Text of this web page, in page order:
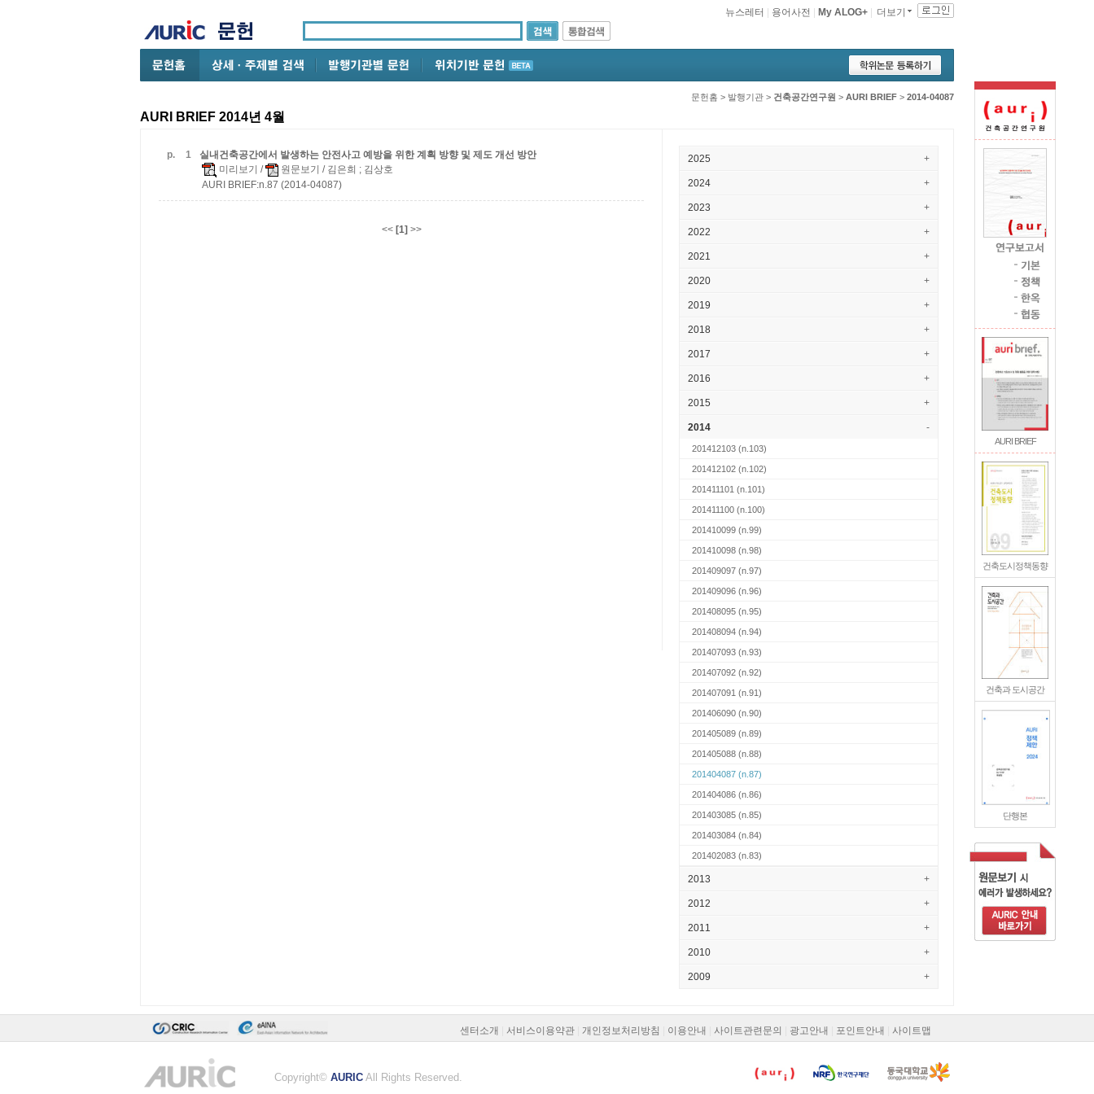
AURI BRIEF
건축도시정책동향
건축과 도시공간
단행본
더보기
My ALOG+
용어사전
뉴스레터
문헌홈 > 발행기관 > 건축공간연구원 > AURI BRIEF > 2014-04087
AURI BRIEF 2014년 4월
p. 1
실내건축공간에서 발생하는 안전사고 예방을 위한 계획 방향 및 제도 개선 방안
미리보기 / 원문보기 / 김은희 ; 김상호
AURI BRIEF:n.87 (2014-04087)
<< [1] >>
2025 +
2024 +
2023 +
2022 +
2021 +
2020 +
2019 +
2018 +
2017 +
2016 +
2015 +
2014 -
201412103 (n.103)
201412102 (n.102)
201411101 (n.101)
201411100 (n.100)
201410099 (n.99)
201410098 (n.98)
201409097 (n.97)
201409096 (n.96)
201408095 (n.95)
201408094 (n.94)
201407093 (n.93)
201407092 (n.92)
201407091 (n.91)
201406090 (n.90)
201405089 (n.89)
201405088 (n.88)
201404087 (n.87)
201404086 (n.86)
201403085 (n.85)
201403084 (n.84)
201402083 (n.83)
2013 +
2012 +
2011 +
2010 +
2009 +
센터소개 서비스이용약관 개인정보처리방침 이용안내 사이트관련문의 광고안내 포인트안내 사이트맵
Copyright© AURIC All Rights Reserved.